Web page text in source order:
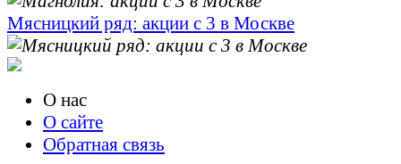
Мясницкий ряд: акции с 3 в Москве
О нас
О сайте
Обратная связь